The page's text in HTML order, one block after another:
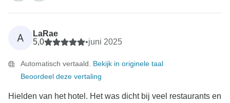
verfijnen en te zorgen voor een meer evenwichtige en
plezierige ervaring voor al onze gasten. Nogmaals
bedankt voor het reizen met Collette - we kijken
ernaar uit om je binnenkort weer op een reis te
Met vriendelijke groet,
A
LaRae
5,0
•juni 2025
Automatisch vertaald. Bekijk in originele taal
Beoordeel deze vertaling
Hielden van het hotel. Het was dicht bij veel restaurants en